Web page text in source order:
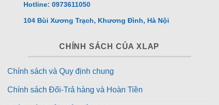
Hotline: 0973611050
104 Bùi Xương Trạch, Khương Đình, Hà Nội
CHÍNH SÁCH CỦA XLAP
Chính sách và Quy định chung
Chính sách Đổi-Trả hàng và Hoàn Tiền